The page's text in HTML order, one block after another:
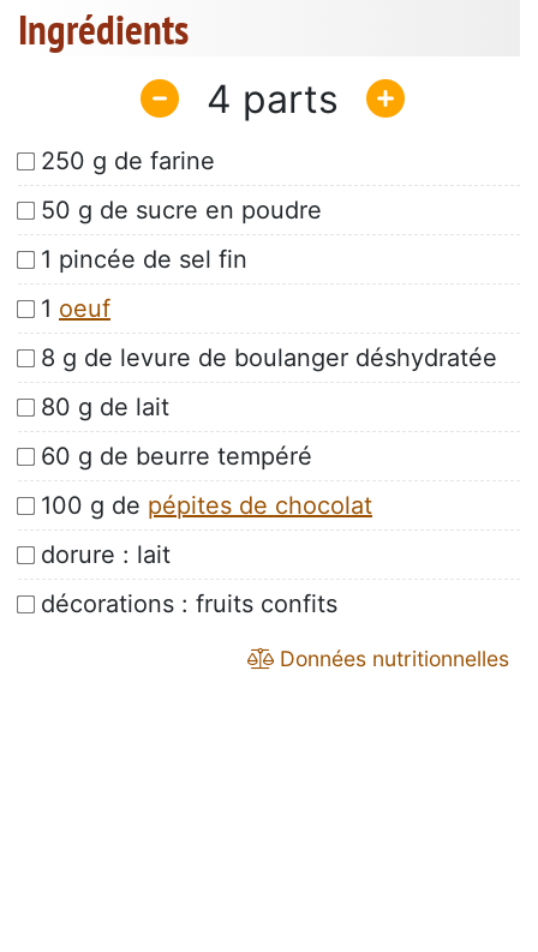
Ingrédients
4
250 g de farine
50 g de sucre en poudre
1 pincée de sel fin
1 oeuf
8 g de levure de boulanger déshydratée
80 g de lait
60 g de beurre tempéré
100 g de pépites de chocolat
dorure : lait
décorations : fruits confits
Données nutritionnelles